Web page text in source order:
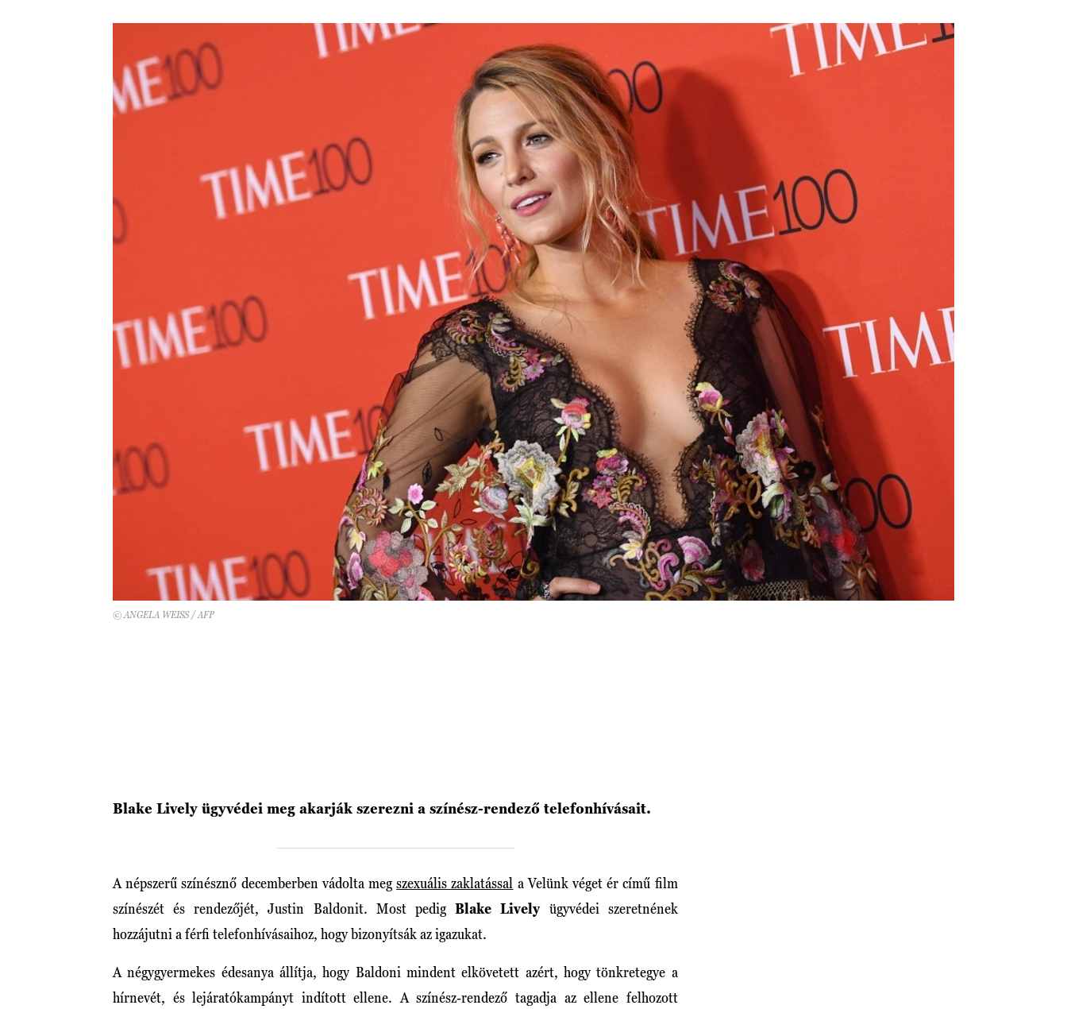
© ANGELA WEISS / AFP
Blake Lively ügyvédei meg akarják szerezni a színész-rendező telefonhívásait.
A népszerű színésznő decemberben vádolta megszexuális zaklatással a Velünk véget ér című film
színészét és rendezőjét, Justin Baldonit. Most pedigBlake Livelyügyvédei szeretnének
hozzájutni a férfi telefonhívásaihoz, hogy bizonyítsák az igazukat.
A négygyermekes édesanya állítja, hogy Baldoni mindent elkövetett azért, hogy tönkretegye a
hírnevét, és lejáratókampányt indított ellene. A színész-rendező tagadja az ellene felhozott